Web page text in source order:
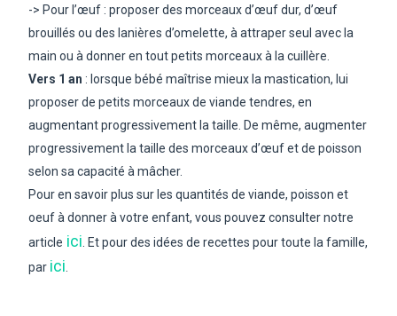
-> Pour l’œuf : proposer des morceaux d’œuf dur, d’œuf
brouillés ou des lanières d’omelette, à attraper seul avec la
main ou à donner en tout petits morceaux à la cuillère.
Vers 1 an: lorsque bébé maîtrise mieux la mastication, lui
proposer de petits morceaux de viande tendres, en
augmentant progressivement la taille. De même, augmenter
progressivement la taille des morceaux d’œuf et de poisson
selon sa capacité à mâcher.
Pour en savoir plus sur les quantités de viande, poisson et
oeuf à donner à votre enfant, vous pouvez consulter notre
article ici . Et pour des idées de recettes pour toute la famille,
par ici